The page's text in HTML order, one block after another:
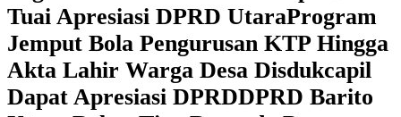
Tuai Apresiasi DPRD UtaraProgram
Jemput Bola Pengurusan KTP Hingga
Akta Lahir Warga Desa Disdukcapil
Dapat Apresiasi DPRDDPRD Barito